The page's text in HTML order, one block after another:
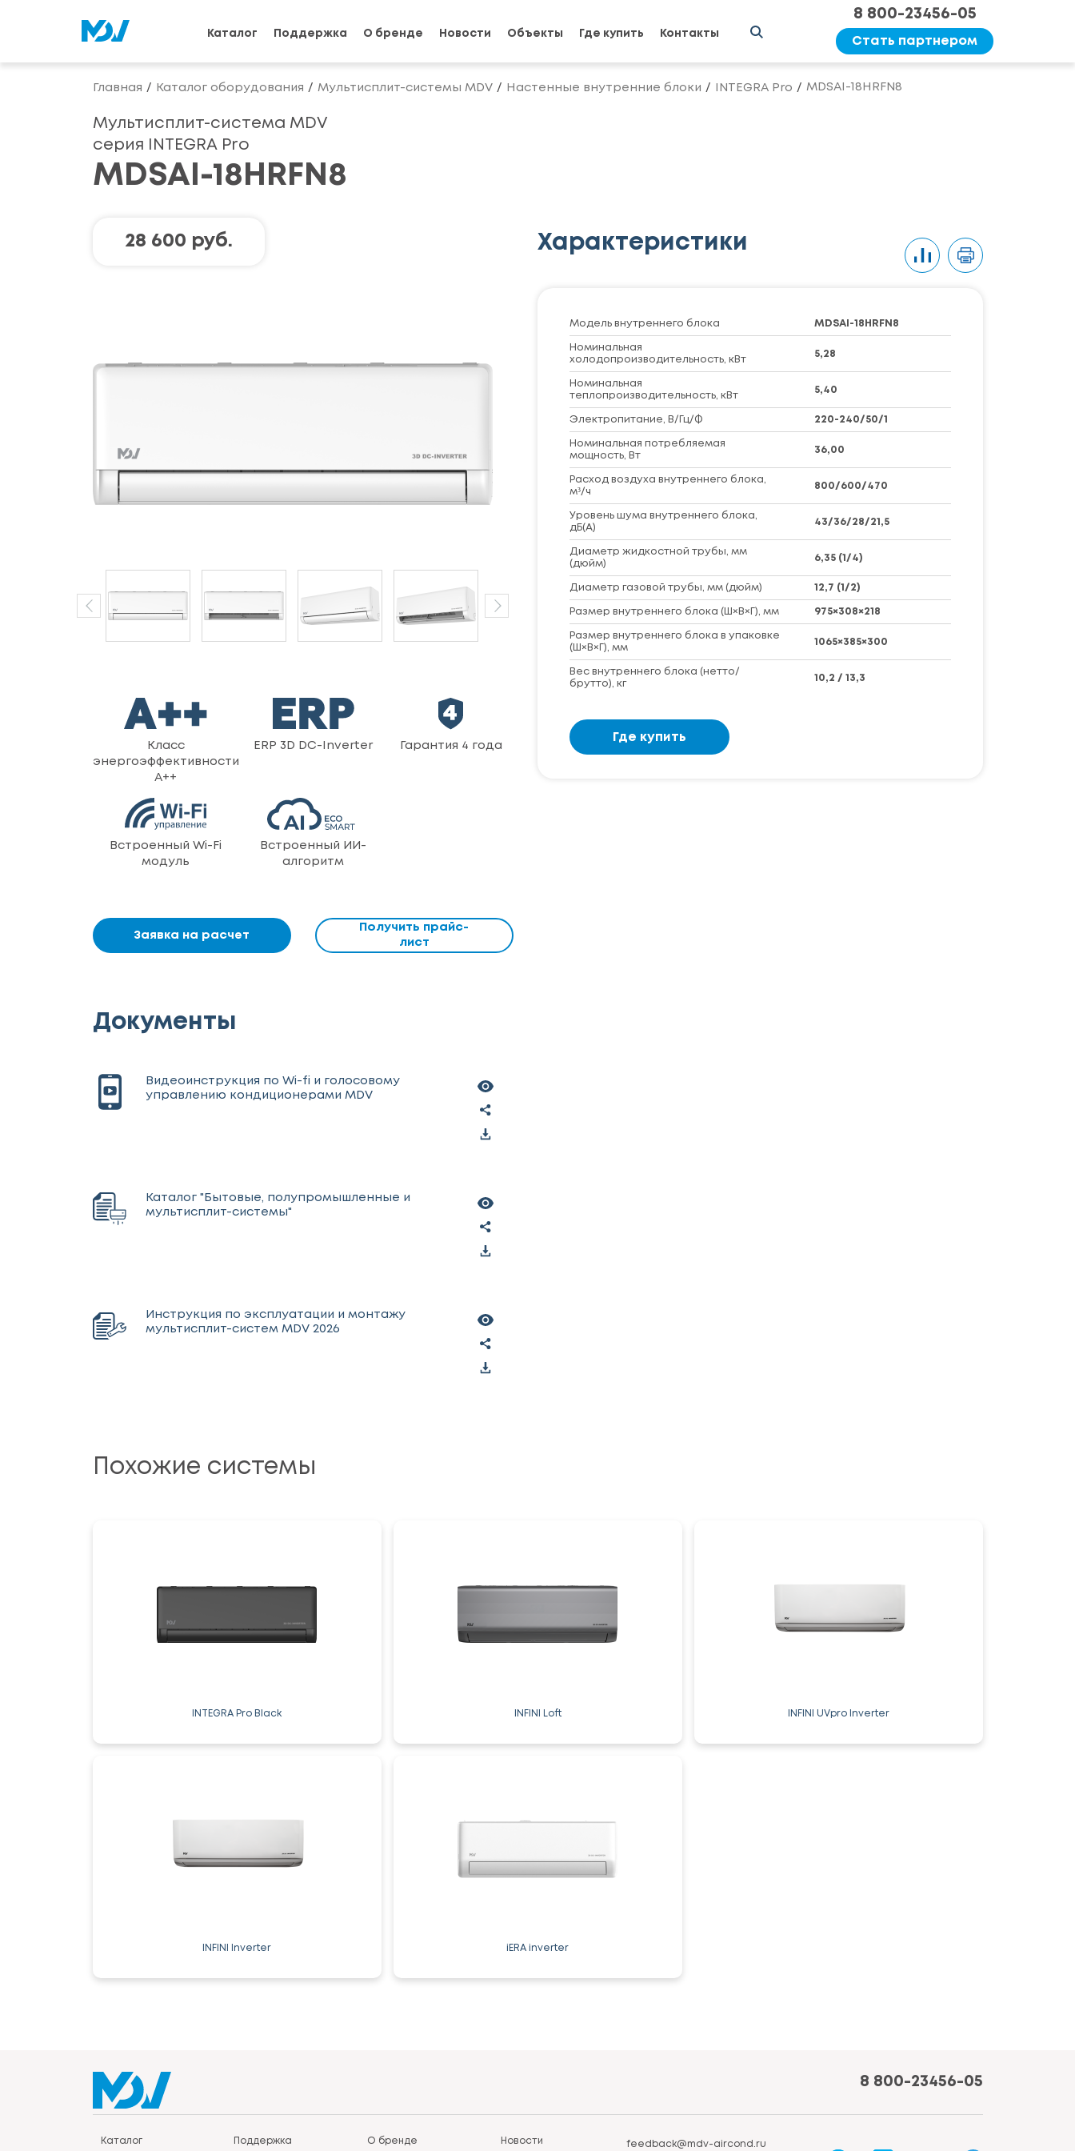
Каталог Поддержка О бренде Новости Объекты Где купить Контакты
8 800-23456-05
Стать партнером
Главная Каталог оборудования Мультисплит-системы MDV Настенные внутренние блоки INTEGRA Pro MDSAI-18HRFN8
Мультисплит-система MDV
серия INTEGRA Pro
MDSAI-18HRFN8
28 600 руб.
Класс
энергоэффективности
A++
ERP 3D DC-Inverter Гарантия 4 года
Встроенный Wi-Fi
модуль
Встроенный ИИ-
алгоритм
Заявка на расчет
Получить прайс-
лист
Характеристики
Модель внутреннего блока MDSAI-18HRFN8
Номинальная
холодопроизводительность, кВт
5,28
Номинальная
теплопроизводительность, кВт
5,40
Электропитание, В/Гц/Ф 220-240/50/1
Номинальная потребляемая
мощность, Вт
36,00
Расход воздуха внутреннего блока,
м³/ч
800/600/470
Уровень шума внутреннего блока,
дБ(А)
43/36/28/21,5
Диаметр жидкостной трубы, мм
(дюйм)
6,35 (1/4)
Диаметр газовой трубы, мм (дюйм) 12,7 (1/2)
Размер внутреннего блока (Ш×В×Г), мм 975×308×218
Размер внутреннего блока в упаковке
(Ш×В×Г), мм
1065×385×300
Вес внутреннего блока (нетто/
брутто), кг
10,2 / 13,3
Где купить
Документы
Видеоинструкция по Wi-fi и голосовому
управлению кондиционерами MDV
Каталог "Бытовые, полупромышленные и
мультисплит-системы"
Инструкция по эксплуатации и монтажу
мультисплит-систем MDV 2026
Похожие системы
INTEGRA Pro Black INFINI Loft INFINI UVpro Inverter
INFINI Inverter iERA inverter
8 800-23456-05
Каталог Поддержка О бренде Новости feedback@mdv-aircond.ru